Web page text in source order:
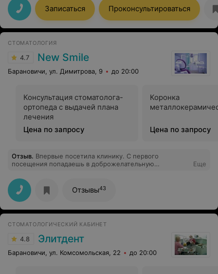
Записаться Проконсультироваться
СТОМАТОЛОГИЯ
4.7 New Smile
Барановичи, ул. Димитрова, 9 до 20:00
Консультация стоматолога-
ортопеда с выдачей плана
лечения
Цена по запросу
Коронка
Цена по запросу
Отзыв. Впервые посетила клинику. С первого
посещения попадаешь в доброжелательную
благодарность стоматологу–терапевту Лицкевич
Светлане Константиновне за
высококвалифицированную работу по подготовке к
протезированию. Вы просто зубная фея! Конечно,
особая благодарность стоматологу-ортопеду
вами –большая удача для меня. Впервые за много лет
почувствовала доверие к врачу. С самого начала
доктор честно предупредил, что у меня не самый
простой случай и предстоит сложная работа. И факт
этой честности того, что на тебе не пытаются
Еще
Отзывы43
СТОМАТОЛОГИЧЕСКИЙ КАБИНЕТ
4.8 Элитдент
Барановичи, ул. Комсомольская, 22 до 20:00